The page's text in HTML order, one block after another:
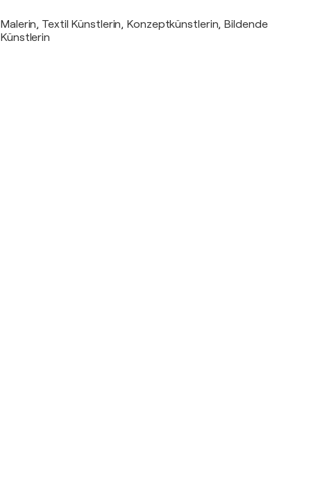
Malerin, Textil Künstlerin, Konzeptkünstlerin, Bildende
Künstlerin